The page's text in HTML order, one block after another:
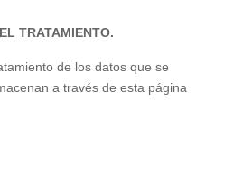
TRATAMIENTO.
de los datos que se
a través de esta página